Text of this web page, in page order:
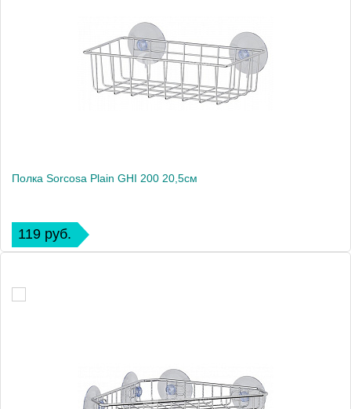
Полка Sorcosa Plain GHI 200 20,5см
119 руб.